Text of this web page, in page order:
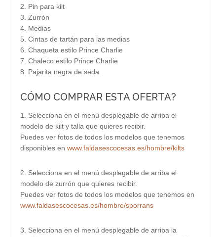
2. Pin para kilt
3. Zurrón
4. Medias
5. Cintas de tartán para las medias
6. Chaqueta estilo Prince Charlie
7. Chaleco estilo Prince Charlie
8. Pajarita negra de seda
CÓMO COMPRAR ESTA OFERTA?
1. Selecciona en el menú desplegable de arriba el
modelo de kilt y talla que quieres recibir.
Puedes ver fotos de todos los modelos que tenemos
disponibles en www.faldasescocesas.es/hombre/kilts
2. Selecciona en el menú desplegable de arriba el
modelo de zurrón que quieres recibir.
Puedes ver fotos de todos los modelos que tenemos en
www.faldasescocesas.es/hombre/sporrans
3. Selecciona en el menú desplegable de arriba la